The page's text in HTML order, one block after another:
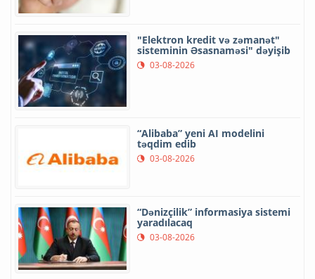
"Elektron kredit və zəmanət"
sisteminin Əsasnaməsi" dəyişib
03-08-2026
“Alibaba” yeni AI modelini
təqdim edib
03-08-2026
“Dənizçilik” informasiya sistemi
yaradılacaq
03-08-2026